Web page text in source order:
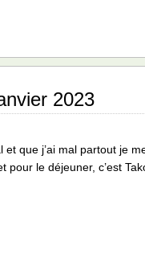
2023
et que j’ai mal partout je
pour le déjeuner, c’est